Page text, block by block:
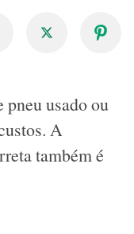
pneu usado ou
A
também é